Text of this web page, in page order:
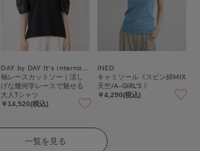
袖レースカットソー｜涼し
げな幾何学レースで魅せる
大人Tシャツ
￥14,520(税込)
INED
キャミソール《スビン綿MIX
天竺/A-GIRL’S 》
￥4,290(税込)
一覧を見る